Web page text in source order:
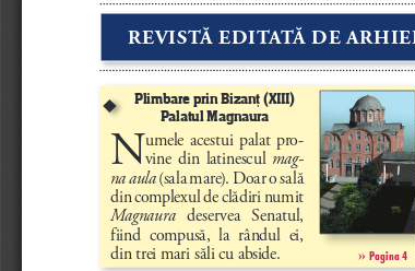
REVISTĂ EDITATĂ DE
Numele  acestui  palat  pro-
vine  din  latinescul mag-
na aula (sa la mare). Doar o sa lă
d in complexu l de clăd iri nu mit
Magnaura
   deservea   Senatul,
fiind  compusă,  la  rândul  ei,
din trei mari săli cu abside.
›› Pagina 4
Plimbare prin Bizanţ (XIII)
Palatul Magnaura
u